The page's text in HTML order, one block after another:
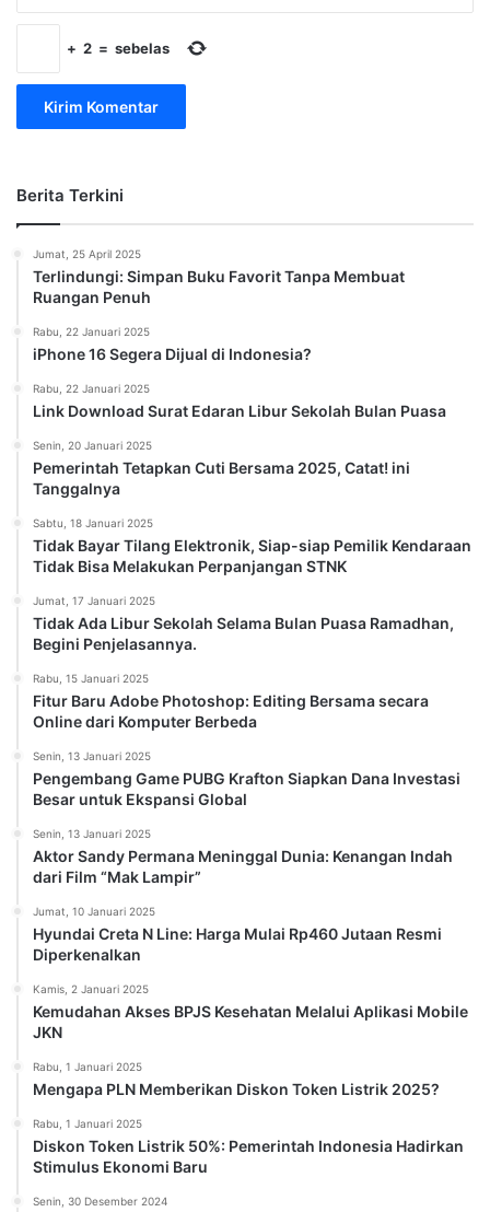
+ 2 = sebelas
Berita Terkini
Jumat, 25 April 2025
Terlindungi: Simpan Buku Favorit Tanpa Membuat
Ruangan Penuh
Rabu, 22 Januari 2025
iPhone 16 Segera Dijual di Indonesia?
Rabu, 22 Januari 2025
Link Download Surat Edaran Libur Sekolah Bulan Puasa
Senin, 20 Januari 2025
Pemerintah Tetapkan Cuti Bersama 2025, Catat! ini
Tanggalnya
Sabtu, 18 Januari 2025
Tidak Bayar Tilang Elektronik, Siap-siap Pemilik Kendaraan
Tidak Bisa Melakukan Perpanjangan STNK
Jumat, 17 Januari 2025
Tidak Ada Libur Sekolah Selama Bulan Puasa Ramadhan,
Begini Penjelasannya.
Rabu, 15 Januari 2025
Fitur Baru Adobe Photoshop: Editing Bersama secara
Online dari Komputer Berbeda
Senin, 13 Januari 2025
Pengembang Game PUBG Krafton Siapkan Dana Investasi
Besar untuk Ekspansi Global
Senin, 13 Januari 2025
Aktor Sandy Permana Meninggal Dunia: Kenangan Indah
dari Film “Mak Lampir”
Jumat, 10 Januari 2025
Hyundai Creta N Line: Harga Mulai Rp460 Jutaan Resmi
Diperkenalkan
Kamis, 2 Januari 2025
Kemudahan Akses BPJS Kesehatan Melalui Aplikasi Mobile
JKN
Rabu, 1 Januari 2025
Mengapa PLN Memberikan Diskon Token Listrik 2025?
Rabu, 1 Januari 2025
Diskon Token Listrik 50%: Pemerintah Indonesia Hadirkan
Stimulus Ekonomi Baru
Senin, 30 Desember 2024